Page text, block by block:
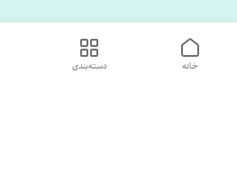
دسته‌بندی خانه